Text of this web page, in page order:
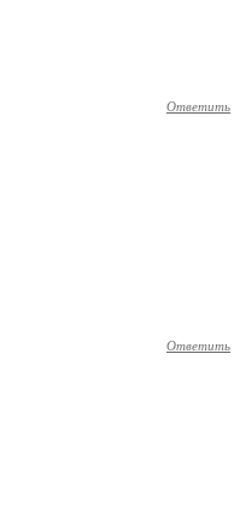
Ответить
Ответить